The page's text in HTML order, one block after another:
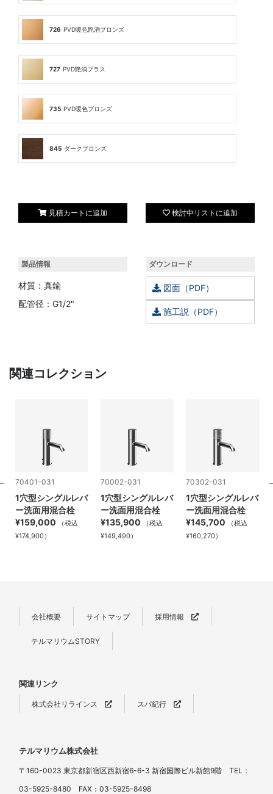
726 PVD暖色艶消ブロンズ
727 PVD艶消ブラス
735 PVD暖色ブロンズ
845 ダークブロンズ
見積カートに追加 検討中リストに追加
製品情報
材質：真鍮
配管径：G1/2"
ダウンロード
図面（PDF）
施工説（PDF）
関連コレクション
70401-031
1穴型シングルレバ
ー洗面用混合栓
¥159,000
（税込
¥174,900）
70002-031
1穴型シングルレバ
ー洗面用混合栓
¥135,900
（税込
¥149,490）
70302-031
1穴型シングルレバ
ー洗面用混合栓
¥145,700
（税込
¥160,270）
会社概要 サイトマップ 採用情報
テルマリウムSTORY
関連リンク
株式会社リラインス スパ紀行
テルマリウム株式会社
〒160-0023 東京都新宿区西新宿6-6-3 新宿国際ビル新館9階 TEL：
03-5925-8480 FAX：03-5925-8498